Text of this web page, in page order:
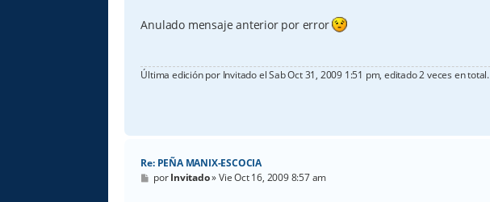
s
a
Anulado mensaje anterior por error
Última edición por Invitadoel Sab Oct 31, 2009 1:51 pm, editado 2 veces en total.
Re: PEÑA MANIX-ESCOCIA
M
e
porInvitado»Vie Oct 16, 2009 8:57 am